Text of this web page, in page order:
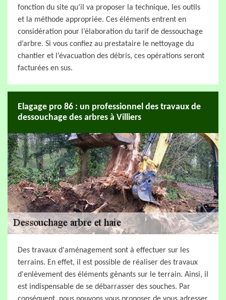
fonction du site qu’il va proposer la technique, les outils
et la méthode appropriée. Ces éléments entrent en
considération pour l’élaboration du tarif de dessouchage
d’arbre. Si vous confiez au prestataire le nettoyage du
chantier et l’évacuation des débris, ces opérations seront
facturées en sus.
Elagage pro 86 : un professionnel des travaux de
dessouchage des arbres à Villiers
Des travaux d'aménagement sont à effectuer sur les
terrains. En effet, il est possible de réaliser des travaux
d'enlèvement des éléments gênants sur le terrain. Ainsi, il
est indispensable de se débarrasser des souches. Par